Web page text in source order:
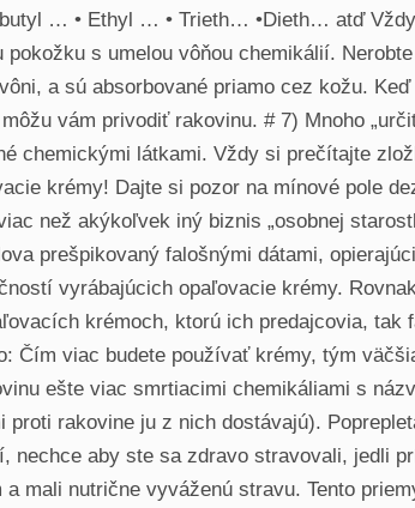
… • Ethyl … • Trieth… •Dieth… atď
s umelou vôňou chemikálií.
a sú absorbované priamo cez kožu.
vám privodiť rakovinu. # 7) Mnoho
chemickými látkami. Vždy si prečítajte
krémy! Dajte si pozor na mínové pole
než akýkoľvek iný biznis „osobnej
prešpikovaný falošnými dátami,
vyrábajúcich opaľovacie krémy.
krémoch, ktorú ich predajcovia, tak
Čím viac budete používať krémy, tým
ešte viac smrtiacimi chemikáliami s
rakovine ju z nich dostávajú).
nechce aby ste sa zdravo stravovali, jedli
mali nutrične vyváženú stravu. Tento